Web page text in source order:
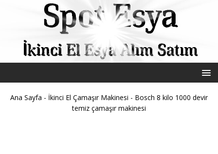
Ana Sayfa - İkinci El Çamaşır Makinesi - Bosch 8 kilo 1000 devir
temiz çamaşır makinesi